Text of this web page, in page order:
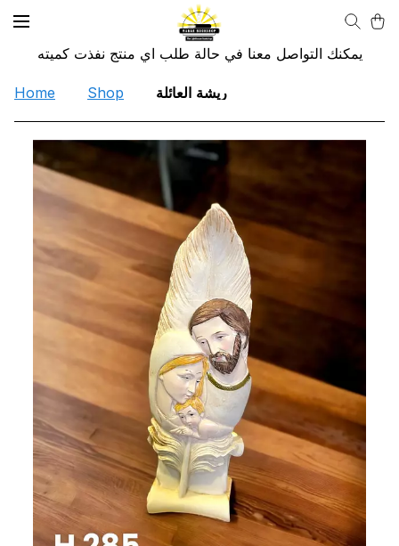
يمكنك التواصل معنا في حالة طلب اي منتج نفذت كميته
Home Shop ريشة العائلة